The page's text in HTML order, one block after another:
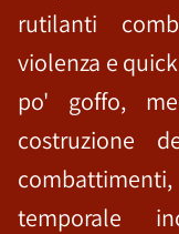
rutilanti
violenza e
po' goffo,
costruzione
temporale